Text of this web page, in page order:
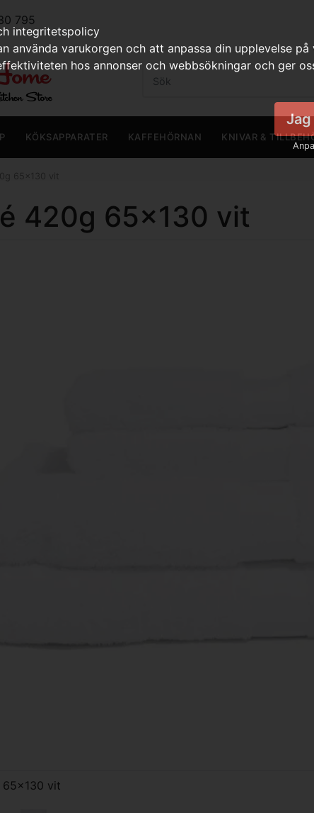
795
KÖKSAPPARATER KAFFEHÖRNAN KNIVAR &
420g 65x130 vit
vit
integritetspolicy
använda varukorgen och att anpassa din upplevelse
hos annonser och webbsökningar och ger